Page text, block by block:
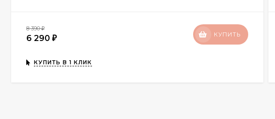
8 390₽
6 290 ₽
КУПИТЬ
КУПИТЬ В 1 КЛИК